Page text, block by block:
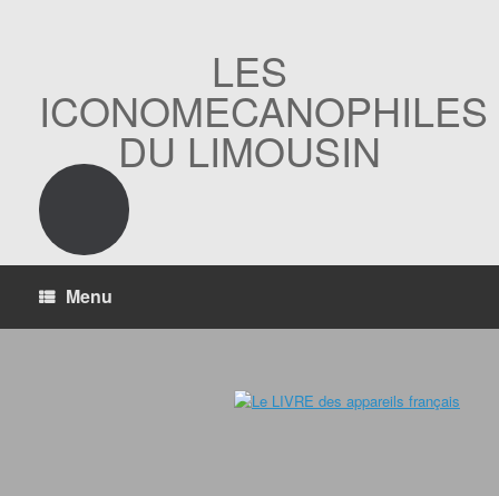
LES
ICONOMECANOPHILES
DU LIMOUSIN
Menu